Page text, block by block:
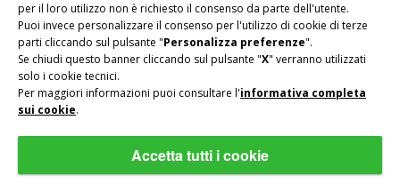
per il loro utilizzo non è richiesto il consenso da parte dell'utente.
Puoi invece personalizzare il consenso per l'utilizzo di cookie di terze
parti cliccando sul pulsante "Personalizza preferenze".
Se chiudi questo banner cliccando sul pulsante "X" verranno utilizzati
solo i cookie tecnici.
Per maggiori informazioni puoi consultare l'informativa completa
sui cookie.
Accetta tutti i cookie
Privacy | Impressum | Sitemap | PART.IVA IT01716230212|